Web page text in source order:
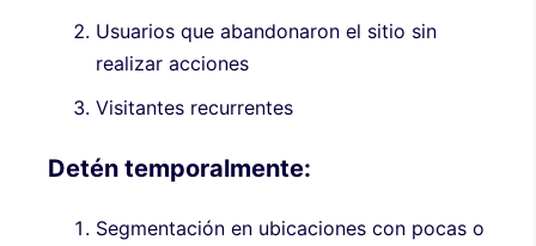
Usuarios que abandonaron el sitio sin
realizar acciones
Visitantes recurrentes
Detén temporalmente:
Segmentación en ubicaciones con pocas o